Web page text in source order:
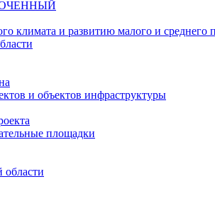
климата и развитию малого и среднего
и объектов инфраструктуры
площадки